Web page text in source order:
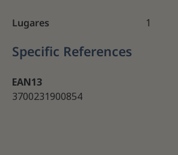
Lugares 1
Specific References
EAN13
3700231900854